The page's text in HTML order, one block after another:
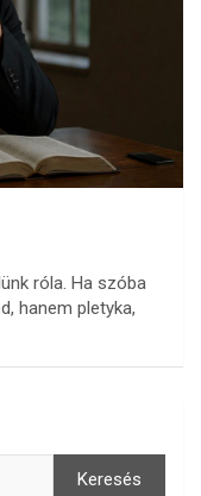
róla. Ha szóba
hanem pletyka,
Keresés